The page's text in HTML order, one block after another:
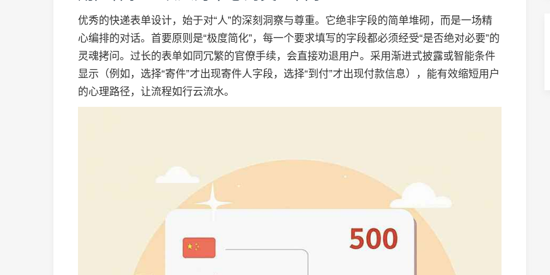
优秀的快递表单设计，始于对“人”的深刻洞察与尊重。它绝非字段的简单堆砌，而是一场精
心编排的对话。首要原则是“极度简化”，每一个要求填写的字段都必须经受“是否绝对必要”的
灵魂拷问。过长的表单如同冗繁的官僚手续，会直接劝退用户。采用渐进式披露或智能条件
显示（例如，选择“寄件”才出现寄件人字段，选择“到付”才出现付款信息），能有效缩短用户
的心理路径，让流程如行云流水。